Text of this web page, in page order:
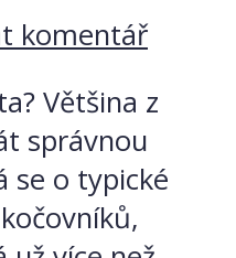
komentář
Většina z
správnou
se o typické